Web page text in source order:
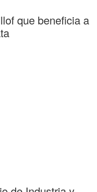
que beneficia a